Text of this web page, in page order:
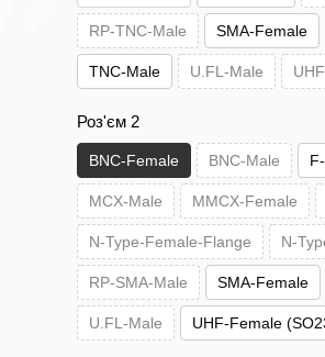
RP-TNC-Male SMA-Female
TNC-Male U.FL-Male
Роз'єм 2
BNC-Female BNC-Male
MCX-Male MMCX-Female
N-Type-Female-Flange N-
RP-SMA-Male SMA-Female
U.FL-Male UHF-Female